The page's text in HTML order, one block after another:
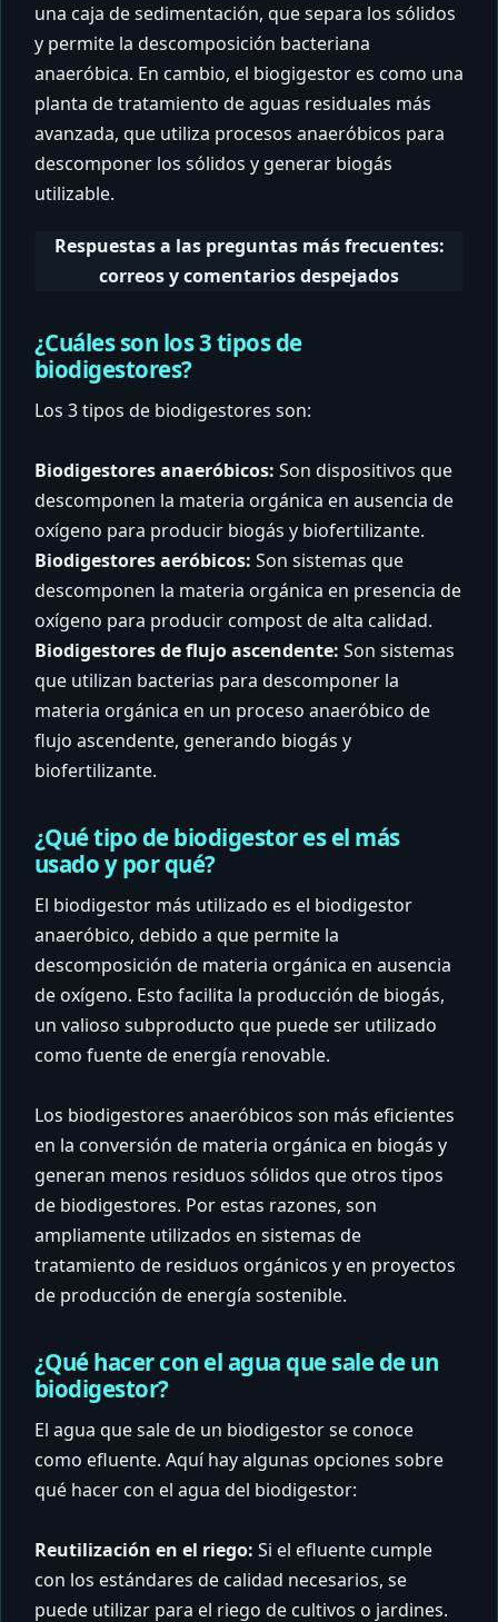
una caja de sedimentación, que separa los sólidos
y permite la descomposición bacteriana
anaeróbica. En cambio, el biogigestor es como una
planta de tratamiento de aguas residuales más
avanzada, que utiliza procesos anaeróbicos para
descomponer los sólidos y generar biogás
utilizable.
Respuestas a las preguntas más frecuentes:
correos y comentarios despejados
¿Cuáles son los 3 tipos de
biodigestores?
Los 3 tipos de biodigestores son:
Biodigestores anaeróbicos: Son dispositivos que
descomponen la materia orgánica en ausencia de
oxígeno para producir biogás y biofertilizante.
Biodigestores aeróbicos: Son sistemas que
descomponen la materia orgánica en presencia de
oxígeno para producir compost de alta calidad.
Biodigestores de flujo ascendente: Son sistemas
que utilizan bacterias para descomponer la
materia orgánica en un proceso anaeróbico de
flujo ascendente, generando biogás y
biofertilizante.
¿Qué tipo de biodigestor es el más
usado y por qué?
El biodigestor más utilizado es el biodigestor
anaeróbico, debido a que permite la
descomposición de materia orgánica en ausencia
de oxígeno. Esto facilita la producción de biogás,
un valioso subproducto que puede ser utilizado
como fuente de energía renovable.
Los biodigestores anaeróbicos son más eficientes
en la conversión de materia orgánica en biogás y
generan menos residuos sólidos que otros tipos
de biodigestores. Por estas razones, son
ampliamente utilizados en sistemas de
tratamiento de residuos orgánicos y en proyectos
de producción de energía sostenible.
¿Qué hacer con el agua que sale de un
biodigestor?
El agua que sale de un biodigestor se conoce
como efluente. Aquí hay algunas opciones sobre
qué hacer con el agua del biodigestor:
Reutilización en el riego: Si el efluente cumple
con los estándares de calidad necesarios, se
puede utilizar para el riego de cultivos o jardines.